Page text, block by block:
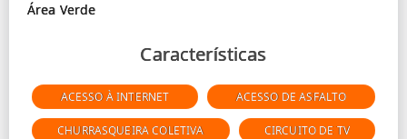
Características
ACESSO À INTERNET ACESSO DE ASFALTO
CHURRASQUEIRA COLETIVA CIRCUITO DE TV